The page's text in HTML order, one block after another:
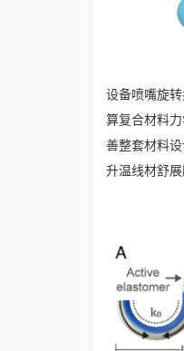
设备喷嘴旋
算复合材料
善整套材料
升温线材舒